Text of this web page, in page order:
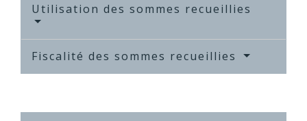
Utilisation des sommes recueillies
Fiscalité des sommes recueillies